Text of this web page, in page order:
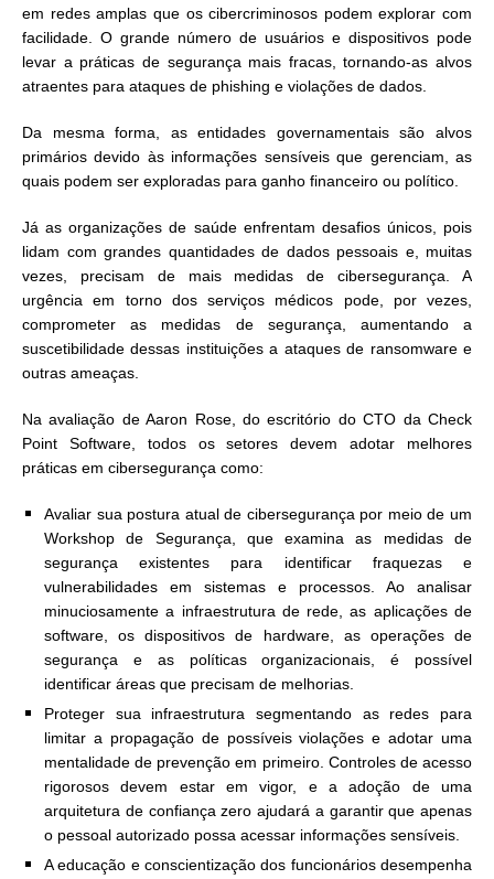
em redes amplas que os cibercriminosos podem explorar com
facilidade. O grande número de usuários e dispositivos pode
levar a práticas de segurança mais fracas, tornando-as alvos
atraentes para ataques de phishing e violações de dados.
Da mesma forma, as entidades governamentais são alvos
primários devido às informações sensíveis que gerenciam, as
quais podem ser exploradas para ganho financeiro ou político.
Já as organizações de saúde enfrentam desafios únicos, pois
lidam com grandes quantidades de dados pessoais e, muitas
vezes, precisam de mais medidas de cibersegurança. A
urgência em torno dos serviços médicos pode, por vezes,
comprometer as medidas de segurança, aumentando a
suscetibilidade dessas instituições a ataques de ransomware e
outras ameaças.
Na avaliação de Aaron Rose, do escritório do CTO da Check
Point Software, todos os setores devem adotar melhores
práticas em cibersegurança como:
Avaliar sua postura atual de cibersegurança por meio de um
Workshop de Segurança, que examina as medidas de
segurança existentes para identificar fraquezas e
vulnerabilidades em sistemas e processos. Ao analisar
minuciosamente a infraestrutura de rede, as aplicações de
software, os dispositivos de hardware, as operações de
segurança e as políticas organizacionais, é possível
identificar áreas que precisam de melhorias.
Proteger sua infraestrutura segmentando as redes para
limitar a propagação de possíveis violações e adotar uma
mentalidade de prevenção em primeiro. Controles de acesso
rigorosos devem estar em vigor, e a adoção de uma
arquitetura de confiança zero ajudará a garantir que apenas
o pessoal autorizado possa acessar informações sensíveis.
A educação e conscientização dos funcionários desempenha